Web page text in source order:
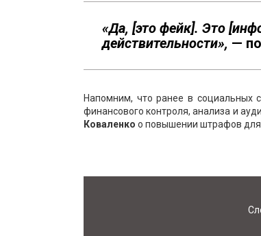
«Да, [это фейк]. Это
действительности», —
Напомним, что ранее в социальных
финансового контроля, анализа и
Коваленко о повышении штрафов